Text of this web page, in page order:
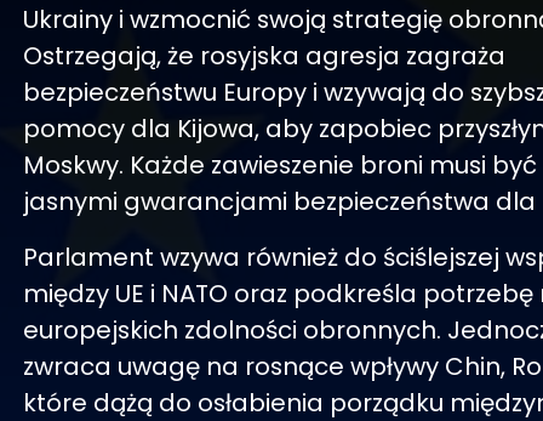
Ukrainy i wzmocnić swoją strategię
Ostrzegają, że rosyjska agresja zagraża
bezpieczeństwu Europy i wzywają do
pomocy dla Kijowa, aby zapobiec
Moskwy. Każde zawieszenie broni musi
jasnymi gwarancjami bezpieczeństwa dla
Parlament wzywa również do ściślejszej
między UE i NATO oraz podkreśla potrzebę
europejskich zdolności obronnych.
zwraca uwagę na rosnące wpływy Chin,
które dążą do osłabienia porządku